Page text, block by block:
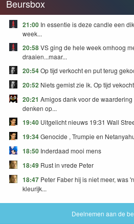
Beursbox
21:00 In essentie is deze candle een
week...
20:58VS ging de hele week omhoog
draaien...maar...
20:54Op tijd verkocht en put terug
20:52 Niets gemist zie ik. Op tijd
20:21 Amigos dank voor de
denken op...
19:40 Uitgelicht nieuws 19:31 Wall
19:34Genocide , Trumpie en
18:50 Inderdaad mooi mens
18:49 Rust in vrede Peter
18:47 Peter Faber hij is niet meer, was
kleurijk...
Deelnemen aan de